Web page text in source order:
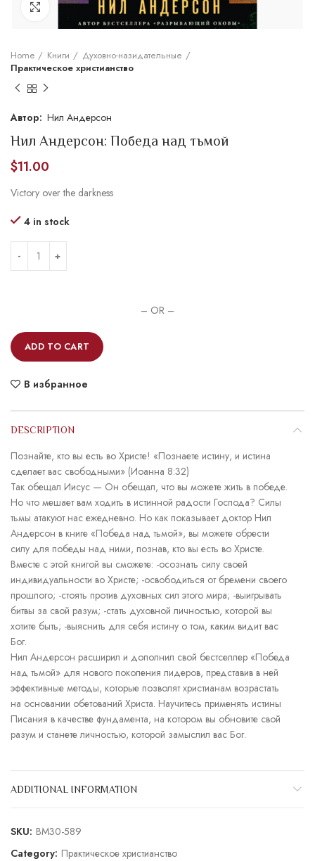
Увеличить
Home Книги
Духовно-назидательные
Практическое христианство
Нил Андерсон
Нил Андерсон: Победа над тьмой
$11.00
Victory over the darkness
4 in stock
– OR –
ADD TO CART
В избранное
DESCRIPTION
Познайте, кто вы есть во Христе! «Познаете истину, и истина
сделает вас свободными» (Иоанна 8:32)
Так обещал Иисус — Он обещал, что вы можете жить в победе.
Но что мешает вам ходить в истинной радости Господа? Силы
тьмы атакуют нас ежедневно. Но как показывает доктор Нил
Андерсон в книге «Победа над тьмой», вы можете обрести
силу для победы над ними, познав, кто вы есть во Христе.
Вместе с этой книгой вы сможете: -осознать силу своей
индивидуальности во Христе; -освободиться от бремени своего
прошлого; -стоять против духовных сил этого мира; -выигрывать
битвы за свой разум; -стать духовной личностью, которой вы
хотите быть; -выяснить для себя истину о том, каким видит вас
Бог.
Нил Андерсон расширил и дополнил свой бестселлер «Победа
над тьмой» для нового поколения лидеров, представив в ней
эффективные методы, которые позволят христианам возрастать
на основании обетований Христа. Научитесь применять истины
Писания в качестве фундамента, на котором вы обновите свой
разум и станете личностью, которой замыслил вас Бог.
ADDITIONAL INFORMATION
SKU: BM30-589
Category: Практическое христианство